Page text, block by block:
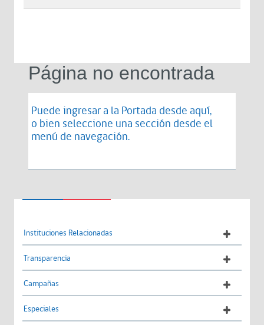
Página no encontrada
Puede ingresar a la Portada desde aquí,
o bien seleccione una sección desde el
menú de navegación.
Instituciones Relacionadas
Transparencia
Campañas
Especiales